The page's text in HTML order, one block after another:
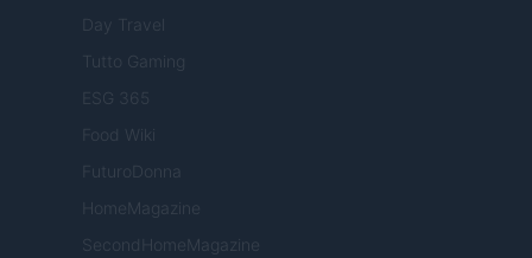
Day Travel
Tutto Gaming
ESG 365
Food Wiki
FuturoDonna
HomeMagazine
SecondHomeMagazine